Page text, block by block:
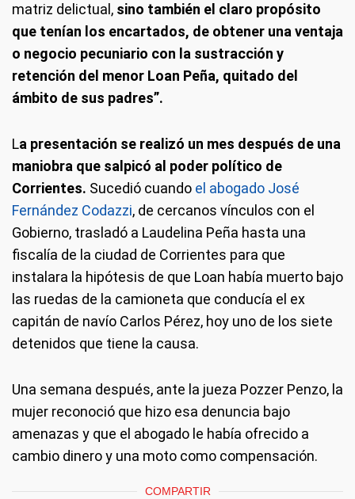
matriz delictual, sino también el claro propósito
que tenían los encartados, de obtener una ventaja
o negocio pecuniario con la sustracción y
retención del menor Loan Peña, quitado del
ámbito de sus padres”.
La presentación se realizó un mes después de una
maniobra que salpicó al poder político de
Corrientes. Sucedió cuando el abogado José
Fernández Codazzi, de cercanos vínculos con el
Gobierno, trasladó a Laudelina Peña hasta una
fiscalía de la ciudad de Corrientes para que
instalara la hipótesis de que Loan había muerto bajo
las ruedas de la camioneta que conducía el ex
capitán de navío Carlos Pérez, hoy uno de los siete
detenidos que tiene la causa.
Una semana después, ante la jueza Pozzer Penzo, la
mujer reconoció que hizo esa denuncia bajo
amenazas y que el abogado le había ofrecido a
cambio dinero y una moto como compensación.
COMPARTIR